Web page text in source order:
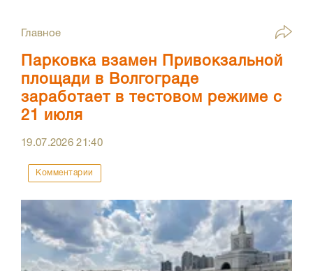
Главное
Парковка взамен Привокзальной
площади в Волгограде
заработает в тестовом режиме с
21 июля
19.07.202621:40
Комментарии